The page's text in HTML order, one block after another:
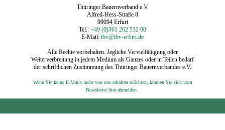
Thüringer Bauernverband e.V.
Alfred-Hess-Straße 8
99094 Erfurt
Tel.: +49 (0)361 262 532 00
E-Mail: tbv@tbv-erfurt.de
Alle Rechte vorbehalten. Jegliche Vervielfältigung oder
Weiterverbreitung in jedem Medium als Ganzes oder in Teilen bedarf
der schriftlichen Zustimmung des Thüringer Bauernverbandes e.V.
Wenn Sie keine E-Mails mehr von uns erhalten möchten, können Sie sich vom
Newsletter hier abmelden.